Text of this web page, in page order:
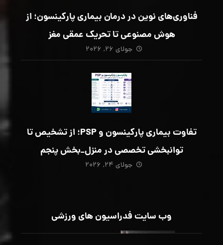
فناوری‌های نوین در درمان بیماری پارکینسون؛ از
هوش مصنوعی تا تحریک عمقی مغز
جولای ۲۶, ۲۰۲۶
تفاوت بیماری پارکینسون و PSP؛ از تشخیص تا
توانبخشی تخصصی در منزل_بخش پنجم
جولای ۲۴, ۲۰۲۶
وب سایت فدراسیون های ورزشی